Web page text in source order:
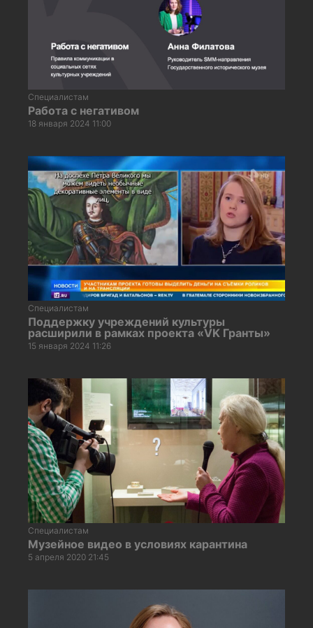
Специалистам
Работа с негативом
18 января 2024 11:00
Специалистам
Поддержку учреждений культуры
расширили в рамках проекта «VK Гранты»
15 января 2024 11:26
Специалистам
Музейное видео в условиях карантина
5 апреля 2020 21:45